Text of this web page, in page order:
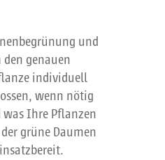
und
genauen
individuell
wenn nötig
Ihre Pflanzen
grüne Daumen